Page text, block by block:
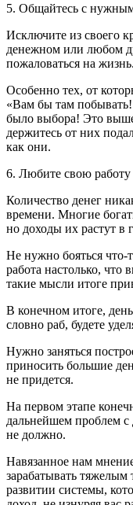
5. Общайтесь с
Исключите из своего
денежном или любом
пожаловаться на жизнь.
Особенно тех, от
«Вам бы там
было выбора! Это
держитесь от них
как они.
6. Любите свою работу
Количество денег
времени. Многие
но доходы их растут в
Не нужно бояться что-
работа настолько, что
такие мысли итоге
В конечном итоге,
словно раб, будете
Нужно заняться
приносить большие
не придется.
На первом этапе
дальнейшем проблем с
не должно.
Навязанное нам
зарабатывать тяжелым
развитии системы,